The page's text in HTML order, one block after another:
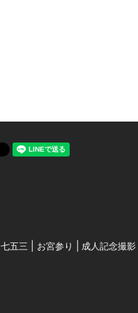
七五三 お宮参り 成人記念撮影